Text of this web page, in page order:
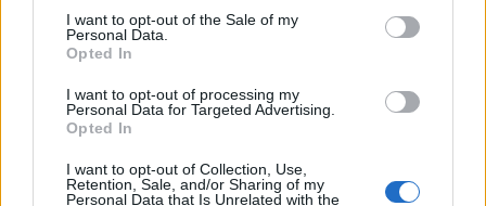
consent section.
I want to opt-out of the Sale of my
Personal Data.
Opted In
I want to opt-out of processing my
Personal Data for Targeted Advertising.
Opted In
I want to opt-out of Collection, Use,
Retention, Sale, and/or Sharing of my
Personal Data that Is Unrelated with the
NEWS